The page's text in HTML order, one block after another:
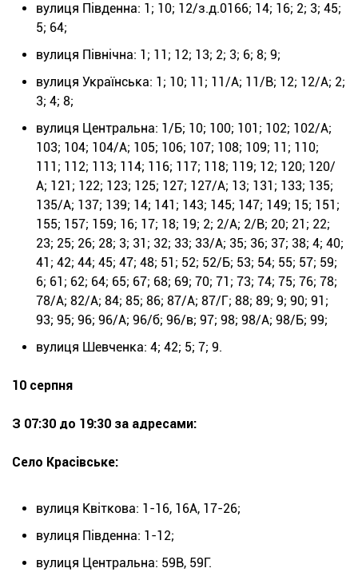
вулиця Південна: 1; 10; 12/з.д.0166; 14; 16; 2; 3; 45;
5; 64;
вулиця Північна: 1; 11; 12; 13; 2; 3; 6; 8; 9;
вулиця Українська: 1; 10; 11; 11/А; 11/В; 12; 12/А; 2;
3; 4; 8;
вулиця Центральна: 1/Б; 10; 100; 101; 102; 102/А;
103; 104; 104/А; 105; 106; 107; 108; 109; 11; 110;
111; 112; 113; 114; 116; 117; 118; 119; 12; 120; 120/
А; 121; 122; 123; 125; 127; 127/А; 13; 131; 133; 135;
135/А; 137; 139; 14; 141; 143; 145; 147; 149; 15; 151;
155; 157; 159; 16; 17; 18; 19; 2; 2/А; 2/В; 20; 21; 22;
23; 25; 26; 28; 3; 31; 32; 33; 33/А; 35; 36; 37; 38; 4; 40;
41; 42; 44; 45; 47; 48; 51; 52; 52/Б; 53; 54; 55; 57; 59;
6; 61; 62; 64; 65; 67; 68; 69; 70; 71; 73; 74; 75; 76; 78;
78/А; 82/А; 84; 85; 86; 87/А; 87/Г; 88; 89; 9; 90; 91;
93; 95; 96; 96/А; 96/б; 96/в; 97; 98; 98/А; 98/Б; 99;
вулиця Шевченка: 4; 42; 5; 7; 9.
10 серпня
З 07:30 до 19:30 за адресами:
Село Красівське:
вулиця Квіткова: 1-16, 16А, 17-26;
вулиця Південна: 1-12;
вулиця Центральна: 59В, 59Г.